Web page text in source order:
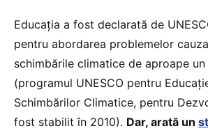
Educația a fost declarată de
pentru abordarea problemelor
schimbările climatice de aproape un
(programul UNESCO pentru
Schimbărilor Climatice, pentru
fost stabilit în 2010). Dar, arată un